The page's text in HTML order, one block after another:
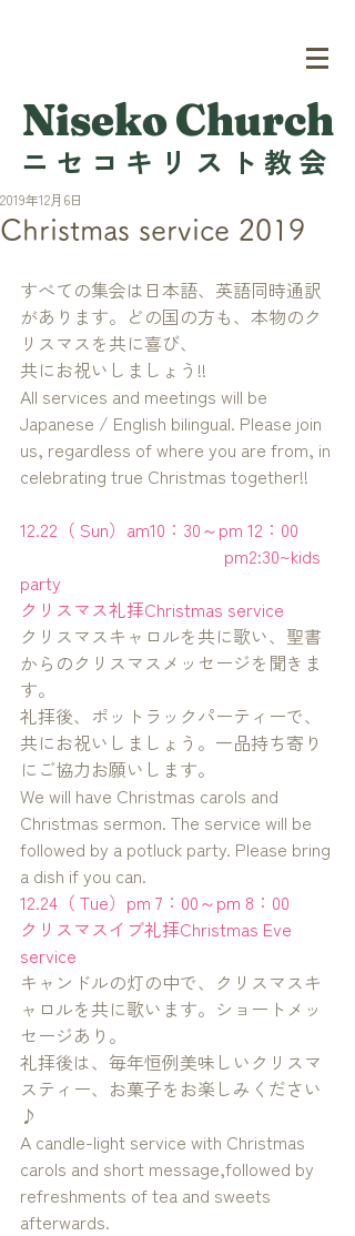
Niseko Church
ニセコキリスト教会
Christmas service 2019
2019年12月6日
すべての集会は日本語、英語同時通訳
があります。どの国の方も、本物のク
リスマスを共に喜び、
共にお祝いしましょう!!
All services and meetings will be
Japanese / English bilingual. Please join
us, regardless of where you are from, in
celebrating true Christmas together!!
12.22（ Sun）am10：30～pm 12：00
party
クリスマス礼拝Christmas service
クリスマスキャロルを共に歌い、聖書
からのクリスマスメッセージを聞きま
す。
礼拝後、ポットラックパーティーで、
共にお祝いしましょう。一品持ち寄り
にご協力お願いします。
We will have Christmas carols and
Christmas sermon. The service will be
followed by a potluck party. Please bring
a dish if you can.
12.24（ Tue）pm 7：00～pm 8：00
クリスマスイブ礼拝Christmas Eve
service
キャンドルの灯の中で、クリスマスキ
ャロルを共に歌います。ショートメッ
セージあり。
礼拝後は、毎年恒例美味しいクリスマ
スティー、お菓子をお楽しみください
♪
A candle-light service with Christmas
carols and short message,followed by
refreshments of tea and sweets
afterwards.